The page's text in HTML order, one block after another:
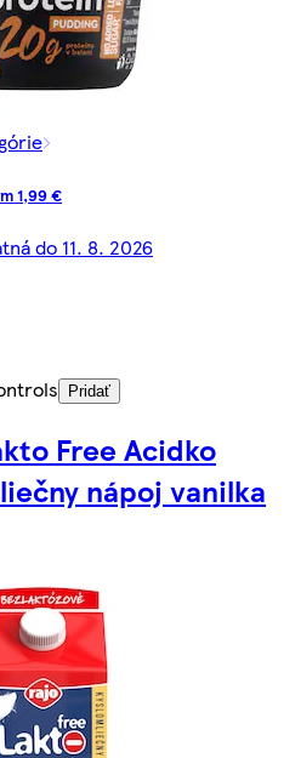
1,99 €
do 11. 8. 2026
Pridať
Free Acidko
nápoj vanilka